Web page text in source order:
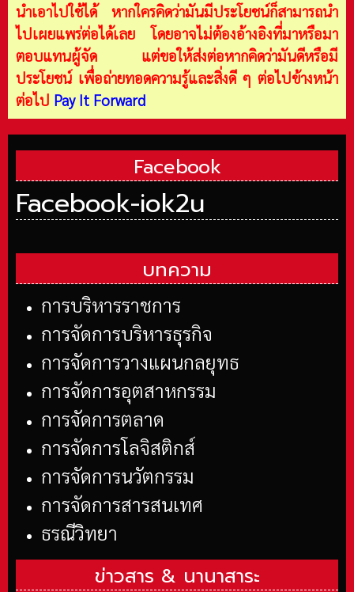
นำเอาไปใช้ได้ หากใครคิดว่ามันมีประโยชน์ก็สามารถนำ
ไปเผยแพร่ต่อได้เลย โดยอาจไม่ต้องอ้างอิงที่มาหรือมา
ตอบแทนผู้จัด แต่ขอให้ส่งต่อหากคิดว่ามันดีหรือมี
ประโยชน์ เพื่อถ่ายทอดความรู้และสิ่งดี ๆ ต่อไปข้างหน้า
ต่อไป Pay It Forward
Facebook
Facebook-iok2u
บทความ
การบริหารราชการ
การจัดการบริหารธุรกิจ
การจัดการวางแผนกลยุทธ
การจัดการอุตสาหกรรม
การจัดการตลาด
การจัดการโลจิสติกส์
การจัดการนวัตกรรม
การจัดการสารสนเทศ
ธรณีวิทยา
ข่าวสาร & นานาสาระ